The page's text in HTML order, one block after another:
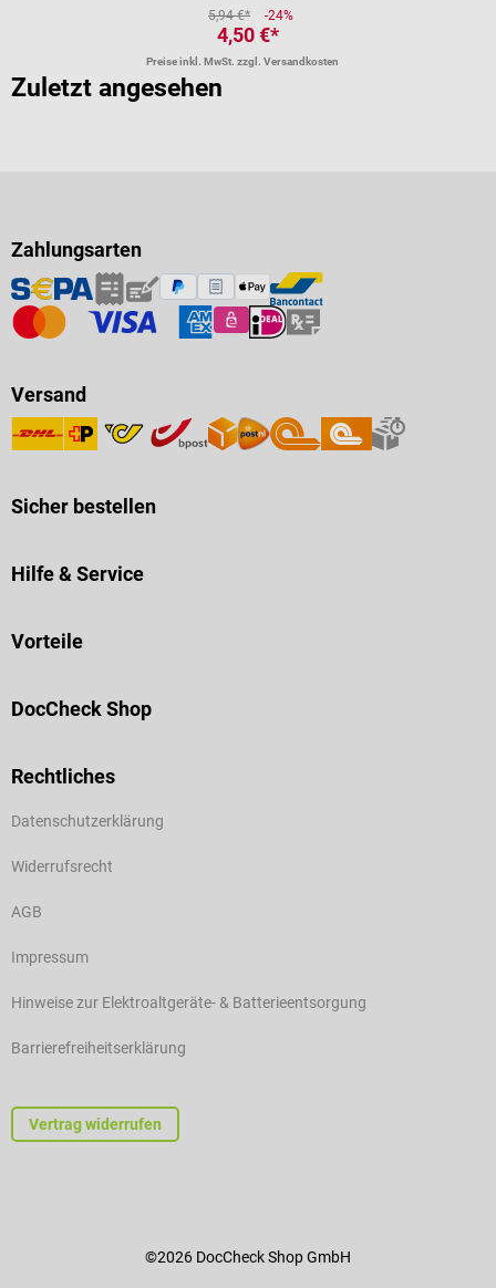
5,94 €* -24%
4,50 €*
Preise inkl. MwSt. zzgl. Versandkosten
Zuletzt angesehen
Zahlungsarten
Versand
Sicher bestellen
Hilfe & Service
Vorteile
DocCheck Shop
Rechtliches
Datenschutzerklärung
Widerrufsrecht
AGB
Impressum
Hinweise zur Elektroaltgeräte- & Batterieentsorgung
Barrierefreiheitserklärung
Vertrag widerrufen
©2026 DocCheck Shop GmbH